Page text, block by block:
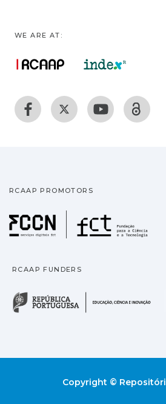
WE ARE AT:
RCAAP PROMOTORS
RCAAP FUNDERS
Copyright ©